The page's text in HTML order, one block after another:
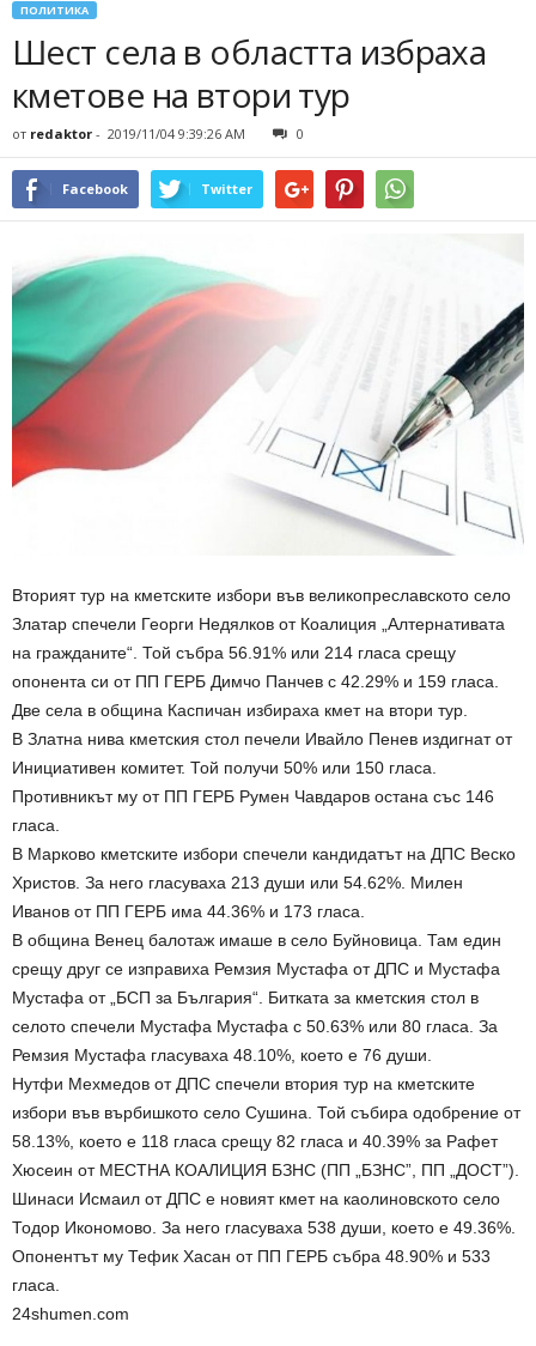
ПОЛИТИКА
Шест села в областта избраха
кметове на втори тур
от redaktor - 2019/11/04 9:39:26 AM 0
Facebook Twitter
Вторият тур на кметските избори във великопреславското село
Златар спечели Георги Недялков от Коалиция „Алтернативата
на гражданите“. Той събра 56.91% или 214 гласа срещу
опонента си от ПП ГЕРБ Димчо Панчев с 42.29% и 159 гласа.
Две села в община Каспичан избираха кмет на втори тур.
В Златна нива кметския стол печели Ивайло Пенев издигнат от
Инициативен комитет. Той получи 50% или 150 гласа.
Противникът му от ПП ГЕРБ Румен Чавдаров остана със 146
гласа.
В Марково кметските избори спечели кандидатът на ДПС Веско
Христов. За него гласуваха 213 души или 54.62%. Милен
Иванов от ПП ГЕРБ има 44.36% и 173 гласа.
В община Венец балотаж имаше в село Буйновица. Там един
срещу друг се изправиха Ремзия Мустафа от ДПС и Мустафа
Мустафа от „БСП за България“. Битката за кметския стол в
селото спечели Мустафа Мустафа с 50.63% или 80 гласа. За
Ремзия Мустафа гласуваха 48.10%, което е 76 души.
Нутфи Мехмедов от ДПС спечели втория тур на кметските
избори във върбишкото село Сушина. Той събира одобрение от
58.13%, което е 118 гласа срещу 82 гласа и 40.39% за Рафет
Хюсеин от МЕСТНА КОАЛИЦИЯ БЗНС (ПП „БЗНС”, ПП „ДОСТ”).
Шинаси Исмаил от ДПС е новият кмет на каолиновското село
Тодор Икономово. За него гласуваха 538 души, което е 49.36%.
Опонентът му Тефик Хасан от ПП ГЕРБ събра 48.90% и 533
гласа.
24shumen.com